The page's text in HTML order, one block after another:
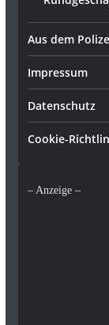
Aus dem
Impressum
Datenschutz
Cookie-
– Anzeige –